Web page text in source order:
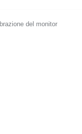
del monitor